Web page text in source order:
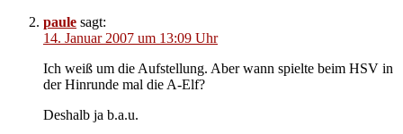
paule sagt:
14. Januar 2007 um 13:09 Uhr
Ich weiß um die Aufstellung. Aber wann spielte beim HSV in
der Hinrunde mal die A-Elf?
Deshalb ja b.a.u.